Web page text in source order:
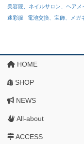
美容院、ネイルサロン、ヘアメ
迷彩服
電池交換、宝飾、メガ
HOME
SHOP
NEWS
All-about
ACCESS